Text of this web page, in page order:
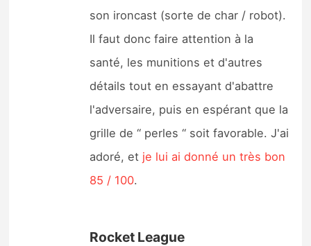
son ironcast (sorte de char / robot).
Il faut donc faire attention à la
santé, les munitions et d'autres
détails tout en essayant d'abattre
l'adversaire, puis en espérant que la
grille de “ perles “ soit favorable. J'ai
adoré, et je lui ai donné un très bon
85 / 100.
Rocket League